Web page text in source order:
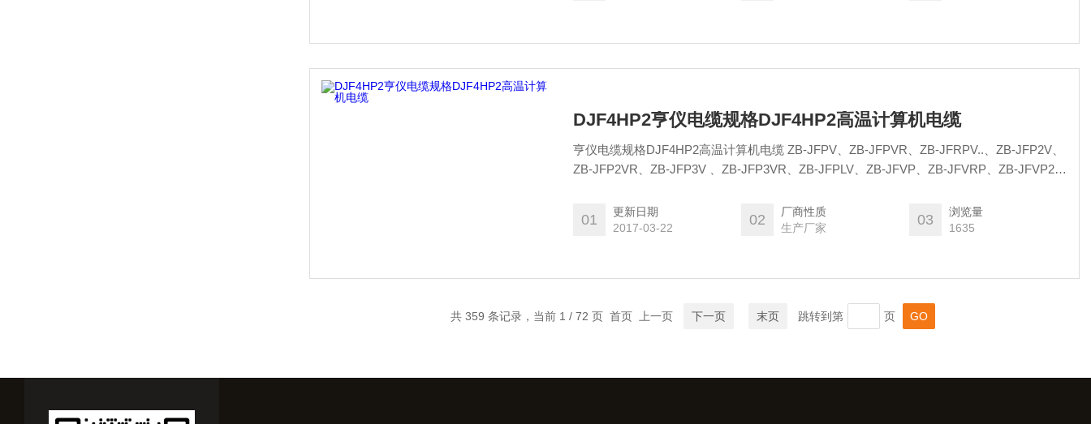
DJF4HP2亨仪电缆规格DJF4HP2高温计算机电缆
亨仪电缆规格DJF4HP2高温计算机电缆 ZB-JFPV、ZB-JFPVR、ZB-JFRPV..、ZB-JFP2V、
ZB-JFP2VR、ZB-JFP3V 、ZB-JFP3VR、ZB-JFPLV、ZB-JFVP、ZB-JFVRP、ZB-JFVP2、
01
更新日期
2017-03-22
02
厂商性质
生产厂家
03
浏览量
1635
共 359 条记录，当前 1 / 72 页 首页 上一页 下一页 末页 跳转到第 页